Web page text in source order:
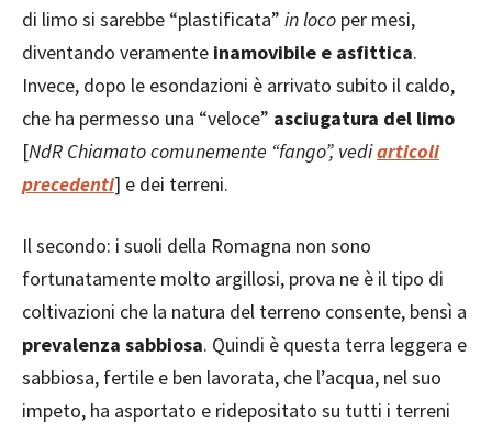
di limo si sarebbe “plastificata” in loco per mesi,
diventando veramente inamovibile e asfittica.
Invece, dopo le esondazioni è arrivato subito il caldo,
che ha permesso una “veloce” asciugatura del limo
[NdR Chiamato comunemente “fango”, vediarticoli
precedenti] e dei terreni.
Il secondo: i suoli della Romagna non sono
fortunatamente molto argillosi, prova ne è il tipo di
coltivazioni che la natura del terreno consente, bensì a
prevalenza sabbiosa. Quindi è questa terra leggera e
sabbiosa, fertile e ben lavorata, che l’acqua, nel suo
impeto, ha asportato e ridepositato su tutti i terreni